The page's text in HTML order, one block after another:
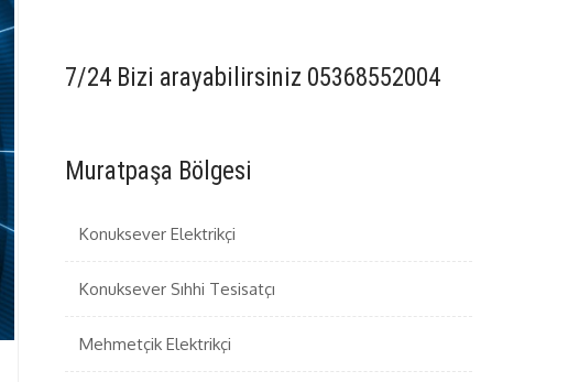
7/24 Bizi arayabilirsiniz 05368552004
Muratpaşa Bölgesi
Konuksever Elektrikçi
Konuksever Sıhhi Tesisatçı
Mehmetçik Elektrikçi